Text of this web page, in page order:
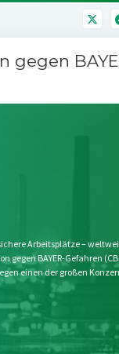
gegen
Arbeitsplätze –
gegen BAYER-Gefahren
einen der großen